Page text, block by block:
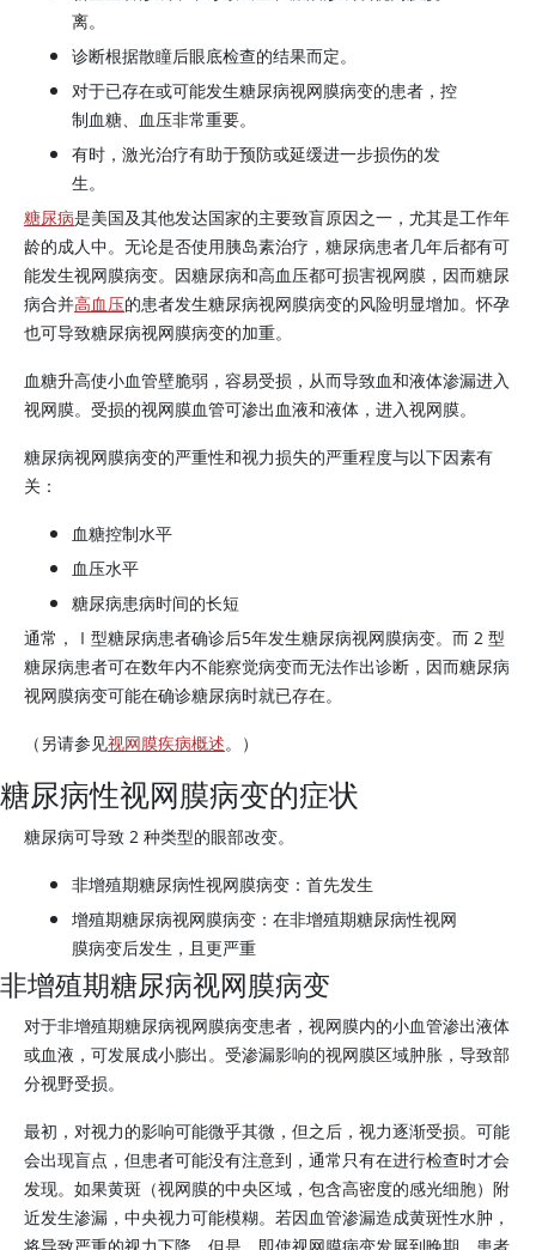
离。
诊断根据散瞳后眼底检查的结果而定。
对于已存在或可能发生糖尿病视网膜病变的患者，控
制血糖、血压非常重要。
有时，激光治疗有助于预防或延缓进一步损伤的发
生。
糖尿病是美国及其他发达国家的主要致盲原因之一，尤其是工作年
龄的成人中。无论是否使用胰岛素治疗，糖尿病患者几年后都有可
能发生视网膜病变。因糖尿病和高血压都可损害视网膜，因而糖尿
病合并高血压的患者发生糖尿病视网膜病变的风险明显增加。怀孕
也可导致糖尿病视网膜病变的加重。
血糖升高使小血管壁脆弱，容易受损，从而导致血和液体渗漏进入
视网膜。受损的视网膜血管可渗出血液和液体，进入视网膜。
糖尿病视网膜病变的严重性和视力损失的严重程度与以下因素有
关：
血糖控制水平
血压水平
糖尿病患病时间的长短
通常，Ⅰ型糖尿病患者确诊后5年发生糖尿病视网膜病变。而 2 型
糖尿病患者可在数年内不能察觉病变而无法作出诊断，因而糖尿病
视网膜病变可能在确诊糖尿病时就已存在。
（另请参见视网膜疾病概述。）
糖尿病性视网膜病变的症状
糖尿病可导致 2 种类型的眼部改变。
非增殖期糖尿病性视网膜病变：首先发生
增殖期糖尿病视网膜病变：在非增殖期糖尿病性视网
膜病变后发生，且更严重
非增殖期糖尿病视网膜病变
对于非增殖期糖尿病视网膜病变患者，视网膜内的小血管渗出液体
或血液，可发展成小膨出。受渗漏影响的视网膜区域肿胀，导致部
分视野受损。
最初，对视力的影响可能微乎其微，但之后，视力逐渐受损。可能
会出现盲点，但患者可能没有注意到，通常只有在进行检查时才会
发现。如果黄斑（视网膜的中央区域，包含高密度的感光细胞）附
近发生渗漏，中央视力可能模糊。若因血管渗漏造成黄斑性水肿，